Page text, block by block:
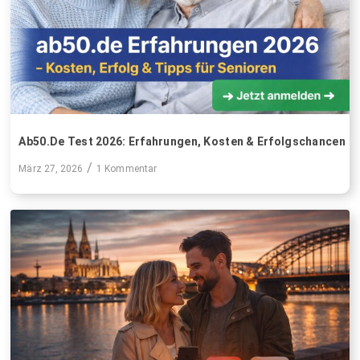
Ab50.de Test 2026: Erfahrungen, Kosten & Erfolgschancen
März 27, 2026 / 1 Kommentar